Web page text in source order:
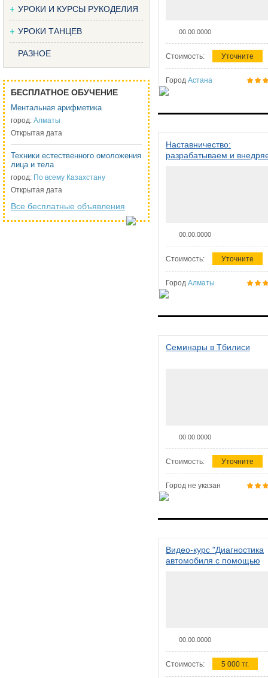
УРОКИ И КУРСЫ РУКОДЕЛИЯ
УРОКИ ТАНЦЕВ
РАЗНОЕ
БЕСПЛАТНОЕ ОБУЧЕНИЕ
Ментальная арифметика
город: Алматы
Открытая дата
Техники естественного омоложения
лица и тела
город: По всему Казахстану
Открытая дата
Все бесплатные объявления
00.00.0000
Стоимость: Уточните
Город Астана
Наставничество:
разрабатываем и
00.00.0000
Стоимость: Уточните
Город Алматы
Семинары в Тбилиси
00.00.0000
Стоимость: Уточните
Город не указан
Видео-курс "Диагностика
автомобиля с помощью
00.00.0000
Стоимость: 5 000 тг.